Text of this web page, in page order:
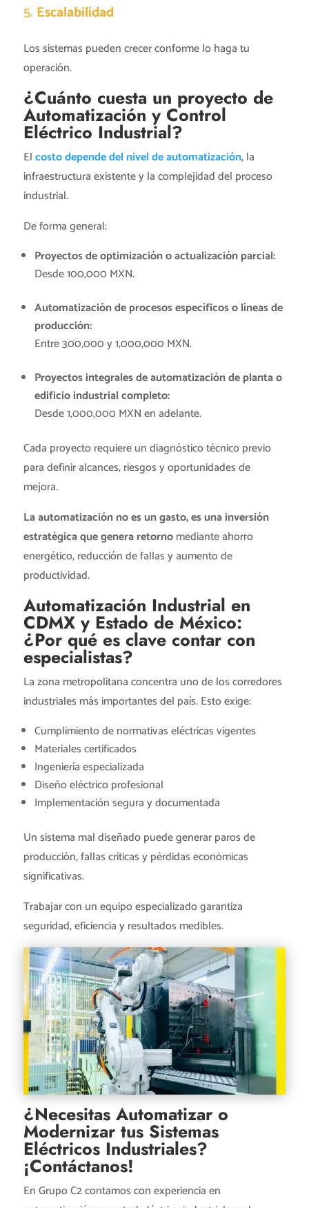
5. Escalabilidad
Los sistemas pueden crecer conforme lo haga tu
operación.
¿Cuánto cuesta un proyecto de
Automatización y Control
Eléctrico Industrial?
Elcosto depende del nivel de automatización, la
infraestructura existente y la complejidad del proceso
industrial.
De forma general:
Proyectos de optimización o actualización parcial:
Desde 100,000 MXN.
Automatización de procesos específicos o líneas de
producción:
Entre 300,000 y 1,000,000 MXN.
Proyectos integrales de automatización de planta o
edificio industrial completo:
Desde 1,000,000 MXN en adelante.
Cada proyecto requiere un diagnóstico técnico previo
para definir alcances, riesgos y oportunidades de
mejora.
La automatización no es un gasto, es una inversión
estratégica que genera retornomediante ahorro
energético, reducción de fallas y aumento de
productividad.
Automatización Industrial en
CDMX y Estado de México:
¿Por qué es clave contar con
especialistas?
La zona metropolitana concentra uno de los corredores
industriales más importantes del país. Esto exige:
Cumplimiento de normativas eléctricas vigentes
Materiales certificados
Ingeniería especializada
Diseño eléctrico profesional
Implementación segura y documentada
Un sistema mal diseñado puede generar paros de
producción, fallas críticas y pérdidas económicas
significativas.
Trabajar con un equipo especializado garantiza
seguridad, eficiencia y resultados medibles.
¿Necesitas Automatizar o
Modernizar tus Sistemas
Eléctricos Industriales?
¡Contáctanos!
En Grupo C2 contamos con experiencia en